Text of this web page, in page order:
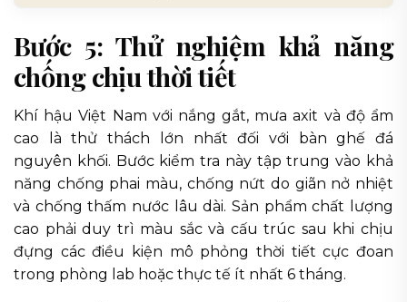
Bước 5: Thử nghiệm khả năng
chống chịu thời tiết
Khí hậu Việt Nam với nắng gắt, mưa axit và độ ẩm
cao là thử thách lớn nhất đối với bàn ghế đá
nguyên khối. Bước kiểm tra này tập trung vào khả
năng chống phai màu, chống nứt do giãn nở nhiệt
và chống thấm nước lâu dài. Sản phẩm chất lượng
cao phải duy trì màu sắc và cấu trúc sau khi chịu
đựng các điều kiện mô phỏng thời tiết cực đoan
trong phòng lab hoặc thực tế ít nhất 6 tháng.